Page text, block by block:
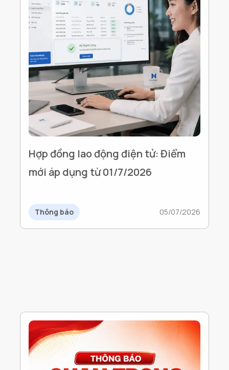
Hợp đồng lao động điện tử: Điểm
mới áp dụng từ 01/7/2026
Thông báo 05/07/2026